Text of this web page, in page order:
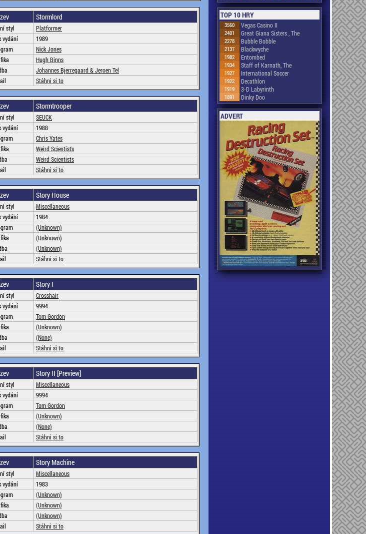
Stormlord
styl
Platformer
vydání
1989
Nick Jones
Hugh Binns
Johannes Bjerregaard & Jeroen Tel
Stáhni si to
Stormtrooper
styl
SEUCK
vydání
1988
Chris Yates
Weird Scientists
Weird Scientists
Stáhni si to
Story House
styl
Miscellaneous
vydání
1984
(Unknown)
(Unknown)
(Unknown)
Stáhni si to
Story I
styl
Crosshair
vydání
9994
Tom Gordon
(Unknown)
(None)
Stáhni si to
Story II [Preview]
styl
Miscellaneous
vydání
9994
Tom Gordon
(Unknown)
(None)
Stáhni si to
Story Machine
styl
Miscellaneous
vydání
1983
(Unknown)
(Unknown)
(Unknown)
Stáhni si to
TOP 10 HRY
3560 Vegas Casino II
2401 Great Giana Sisters , The
2278 Bubble Bobble
2137 Blackwyche
1982 Entombed
1934 Staff of Karnath, The
1927 International Soccer
1922 Decathlon
1919 3-D Labyrinth
1891 Dinky Doo
ADVERT